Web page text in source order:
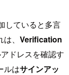
していると多言
、 Verification
ドレスを確認す
ルはサインアッ